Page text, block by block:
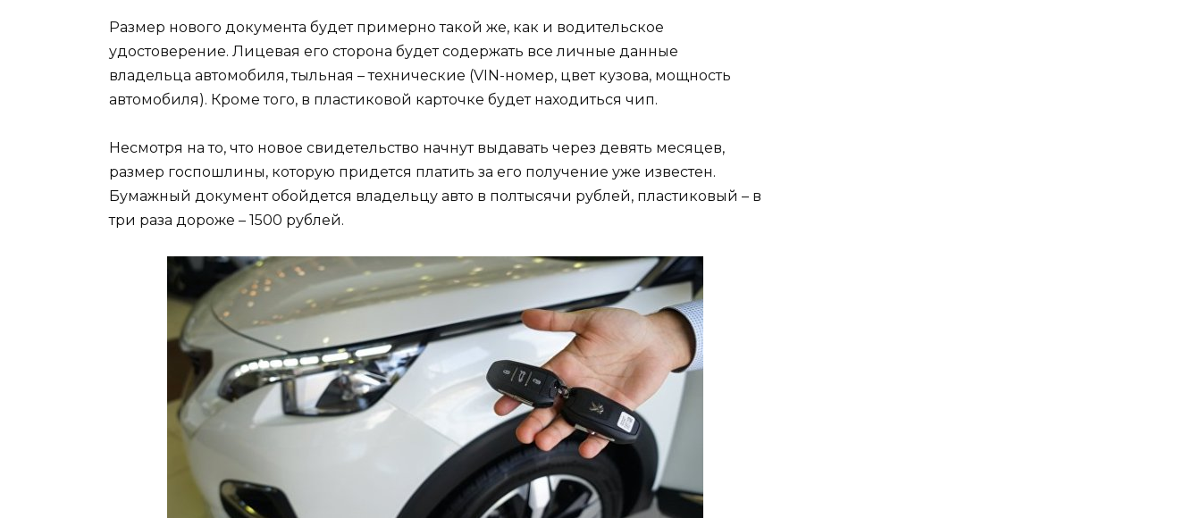
Размер нового документа будет примерно такой же, как и водительское
удостоверение. Лицевая его сторона будет содержать все личные данные
владельца автомобиля, тыльная – технические (VIN-номер, цвет кузова, мощность
автомобиля). Кроме того, в пластиковой карточке будет находиться чип.
Несмотря на то, что новое свидетельство начнут выдавать через девять месяцев,
размер госпошлины, которую придется платить за его получение уже известен.
Бумажный документ обойдется владельцу авто в полтысячи рублей, пластиковый – в
три раза дороже – 1500 рублей.